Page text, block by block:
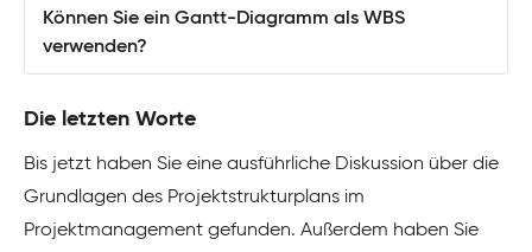
Können Sie ein Gantt-Diagramm als WBS
verwenden?
Die letzten Worte
Bis jetzt haben Sie eine ausführliche Diskussion über die
Grundlagen des Projektstrukturplans im
Projektmanagement gefunden. Außerdem haben Sie